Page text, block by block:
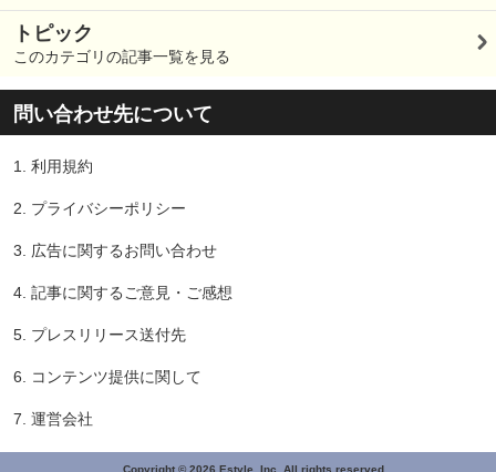
トピック
このカテゴリの記事一覧を見る
問い合わせ先について
1. 利用規約
2. プライバシーポリシー
3. 広告に関するお問い合わせ
4. 記事に関するご意見・ご感想
5. プレスリリース送付先
6. コンテンツ提供に関して
7. 運営会社
Copyright © 2026 Estyle, Inc. All rights reserved.